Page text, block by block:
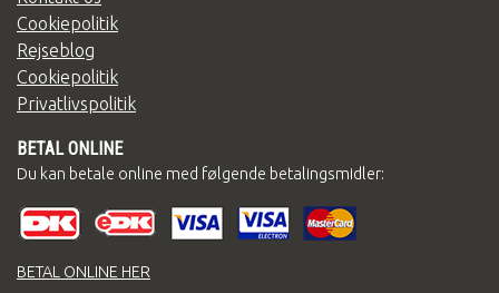
Cookiepolitik
Rejseblog
Cookiepolitik
Privatlivspolitik
BETAL ONLINE
Du kan betale online med følgende betalingsmidler:
BETAL ONLINE HER